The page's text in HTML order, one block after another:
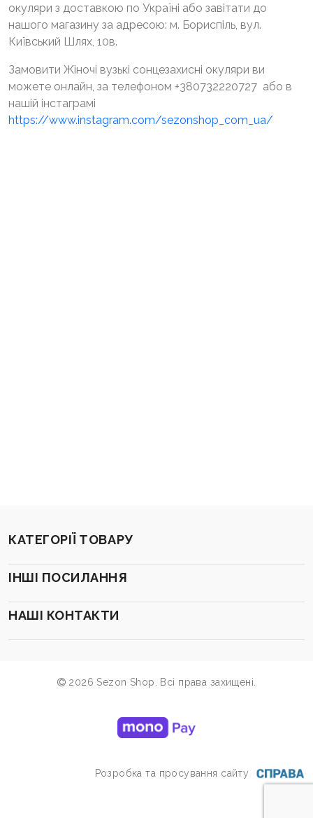
окуляри з доставкою по Україні або завітати до
нашого магазину за адресою: м. Бориспіль, вул.
Київський Шлях, 10в.
Замовити Жіночі вузькі сонцезахисні окуляри ви
можете онлайн, за телефоном +380732220727 або в
нашій інстаграмі
https://www.instagram.com/sezonshop_com_ua/
КАТЕГОРІЇ ТОВАРУ
ІНШІ ПОСИЛАННЯ
НАШІ КОНТАКТИ
2026 Sezon Shop. Всі права захищені.
Розробка та просування сайту